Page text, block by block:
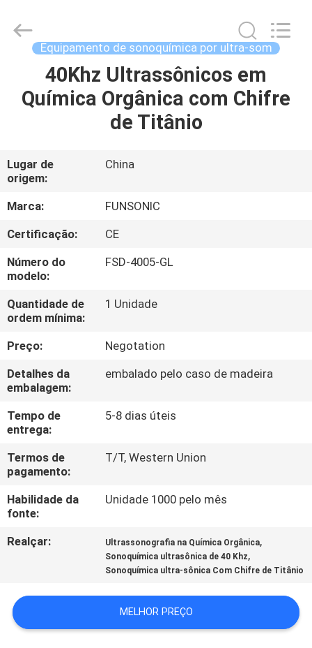
SOBRE
NÓS
VISITA
À
FÁBRICA
CONTROLE
DE
QUALIDADE
CONTATE-
NOS
NOTÍCIAS
SOLICITAR
UM
ORÇAMENTO
Automation
Equipment
Equipamento de sonoquímica por ultra-som
40Khz Ultrassônicos em
Química Orgânica com Chifre
de Titânio
Lugar de
origem:
China
Marca:
FUNSONIC
Certificação:
CE
Número do
modelo:
FSD-4005-GL
Quantidade de
ordem mínima:
1 Unidade
Preço:
Negotation
Detalhes da
embalagem:
embalado pelo caso de madeira
Tempo de
entrega:
5-8 dias úteis
Termos de
pagamento:
T/T, Western Union
Habilidade da
fonte:
Unidade 1000 pelo mês
Realçar: Ultrassonografia na Química Orgânica,
Sonoquímica ultrasônica de 40 Khz,
Sonoquímica ultra-sônica Com Chifre de Titânio
MELHOR PREÇO